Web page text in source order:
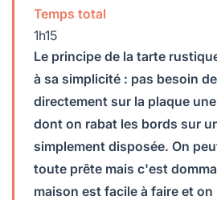
Temps total
1h15
Le principe de la tarte
à sa simplicité : pas besoin
directement sur la plaque
dont on rabat les bords sur
simplement disposée. On
toute prête mais c'est
maison est facile à faire et